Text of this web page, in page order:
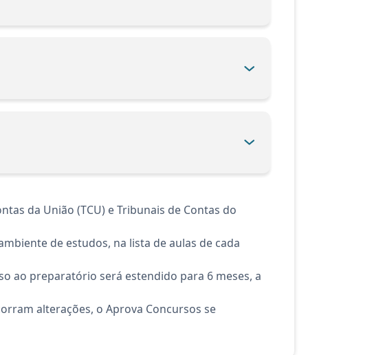
da União (TCU) e Tribunais de Contas do
de estudos, na lista de aulas de cada
ao preparatório será estendido para 6 meses, a
alterações, o Aprova Concursos se